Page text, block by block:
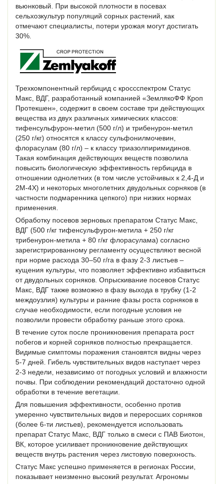
вьюнковый. При высокой плотности в посевах
сельхозкультур популяций сорных растений, как
отмечают специалисты, потери урожая могут достигать
30%.
Трехкомпонентный гербицид с кроссспектром Статус
Макс, ВДГ, разработанный компанией «ЗемлякоФФ Кроп
Протекшен», содержит в своем составе три действующих
вещества из двух различных химических классов:
тифенсульфурон-метил (500 г/л) и трибенурон-метил
(250 г/кг) относятся к классу сульфонилмочевин,
флорасулам (80 г/л) – к классу триазолпиримидинов.
Такая комбинация действующих веществ позволила
повысить биологическую эффективность гербицида в
отношении однолетних (в том числе устойчивых к 2,4-Д и
2М-4Х) и некоторых многолетних двудольных сорняков (в
частности подмаренника цепкого) при низких нормах
применения.
Обработку посевов зерновых препаратом Статус Макс,
ВДГ (500 г/кг тифенсульфурон-метила + 250 г/кг
трибенурон-метила + 80 г/кг флорасулама) согласно
зарегистрированному регламенту осуществляют весной
при норме расхода 30–50 г/га в фазу 2-3 листьев –
кущения культуры, что позволяет эффективно избавиться
от двудольных сорняков. Опрыскивание посевов Статус
Макс, ВДГ также возможно в фазу выхода в трубку (1-2
междоузлия) культуры и ранние фазы роста сорняков в
случае необходимости, если погодные условия не
позволили провести обработку раньше этого срока.
В течение суток после проникновения препарата рост
побегов и корней сорняков полностью прекращается.
Видимые симптомы поражения становятся видны через
5-7 дней. Гибель чувствительных видов наступает через
2-3 недели, независимо от погодных условий и влажности
почвы. При соблюдении рекомендаций достаточно одной
обработки в течение вегетации.
Для повышения эффективности, особенно против
умеренно чувствительных видов и переросших сорняков
(более 6-ти листьев), рекомендуется использовать
препарат Статус Макс, ВДГ только в смеси с ПАВ Биотон,
ВК, которое усиливает проникновение действующих
веществ внутрь растения через листовую поверхность.
Статус Макс успешно применяется в регионах России,
показывает неизменно высокий результат. Агрономы